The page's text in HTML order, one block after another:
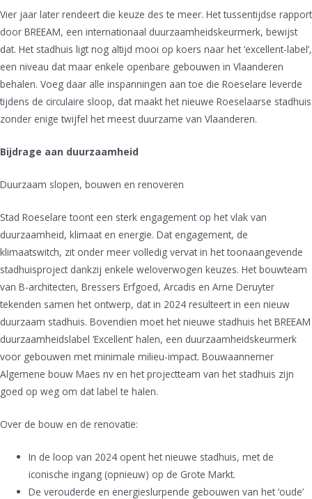
Vier jaar later rendeert die keuze des te meer. Het tussentijdse rapport
door BREEAM, een internationaal duurzaamheidskeurmerk, bewijst
dat. Het stadhuis ligt nog altijd mooi op koers naar het ‘excellent-label’,
een niveau dat maar enkele openbare gebouwen in Vlaanderen
behalen. Voeg daar alle inspanningen aan toe die Roeselare leverde
tijdens de circulaire sloop, dat maakt het nieuwe Roeselaarse stadhuis
zonder enige twijfel het meest duurzame van Vlaanderen.
Bijdrage aan duurzaamheid
Duurzaam slopen, bouwen en renoveren
Stad Roeselare toont een sterk engagement op het vlak van
duurzaamheid, klimaat en energie. Dat engagement, de
klimaatswitch, zit onder meer volledig vervat in het toonaangevende
stadhuisproject dankzij enkele weloverwogen keuzes. Het bouwteam
van B-architecten, Bressers Erfgoed, Arcadis en Arne Deruyter
tekenden samen het ontwerp, dat in 2024 resulteert in een nieuw
duurzaam stadhuis. Bovendien moet het nieuwe stadhuis het BREEAM
duurzaamheidslabel ‘Excellent’ halen, een duurzaamheidskeurmerk
voor gebouwen met minimale milieu-impact. Bouwaannemer
Algemene bouw Maes nv en het projectteam van het stadhuis zijn
goed op weg om dat label te halen.
Over de bouw en de renovatie:
In de loop van 2024 opent het nieuwe stadhuis, met de
iconische ingang (opnieuw) op de Grote Markt.
De verouderde en energieslurpende gebouwen van het ‘oude’